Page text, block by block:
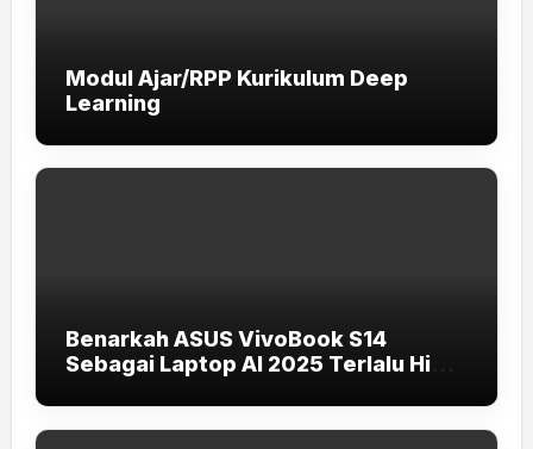
Modul Ajar/RPP Kurikulum Deep
Learning
Benarkah ASUS VivoBook S14
Sebagai Laptop AI 2025 Terlalu High-